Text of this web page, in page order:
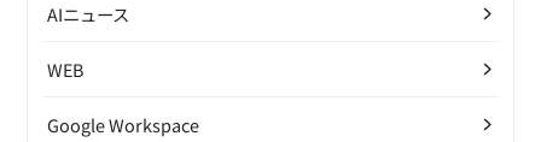
AIニュース
WEB
Google Workspace